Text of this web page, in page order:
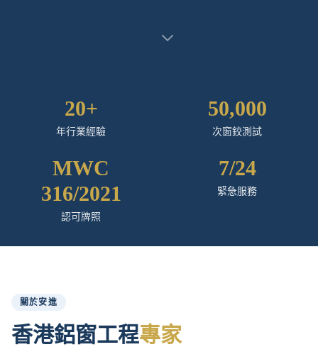
20+
年行業經驗
50,000
次窗鉸測試
MWC
316/2021
認可牌照
7/24
緊急服務
關於安進
香港鋁窗工程專家